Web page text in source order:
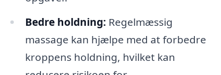
Bedre holdning: Regelmæssig
massage kan hjælpe med at forbedre
kroppens holdning, hvilket kan